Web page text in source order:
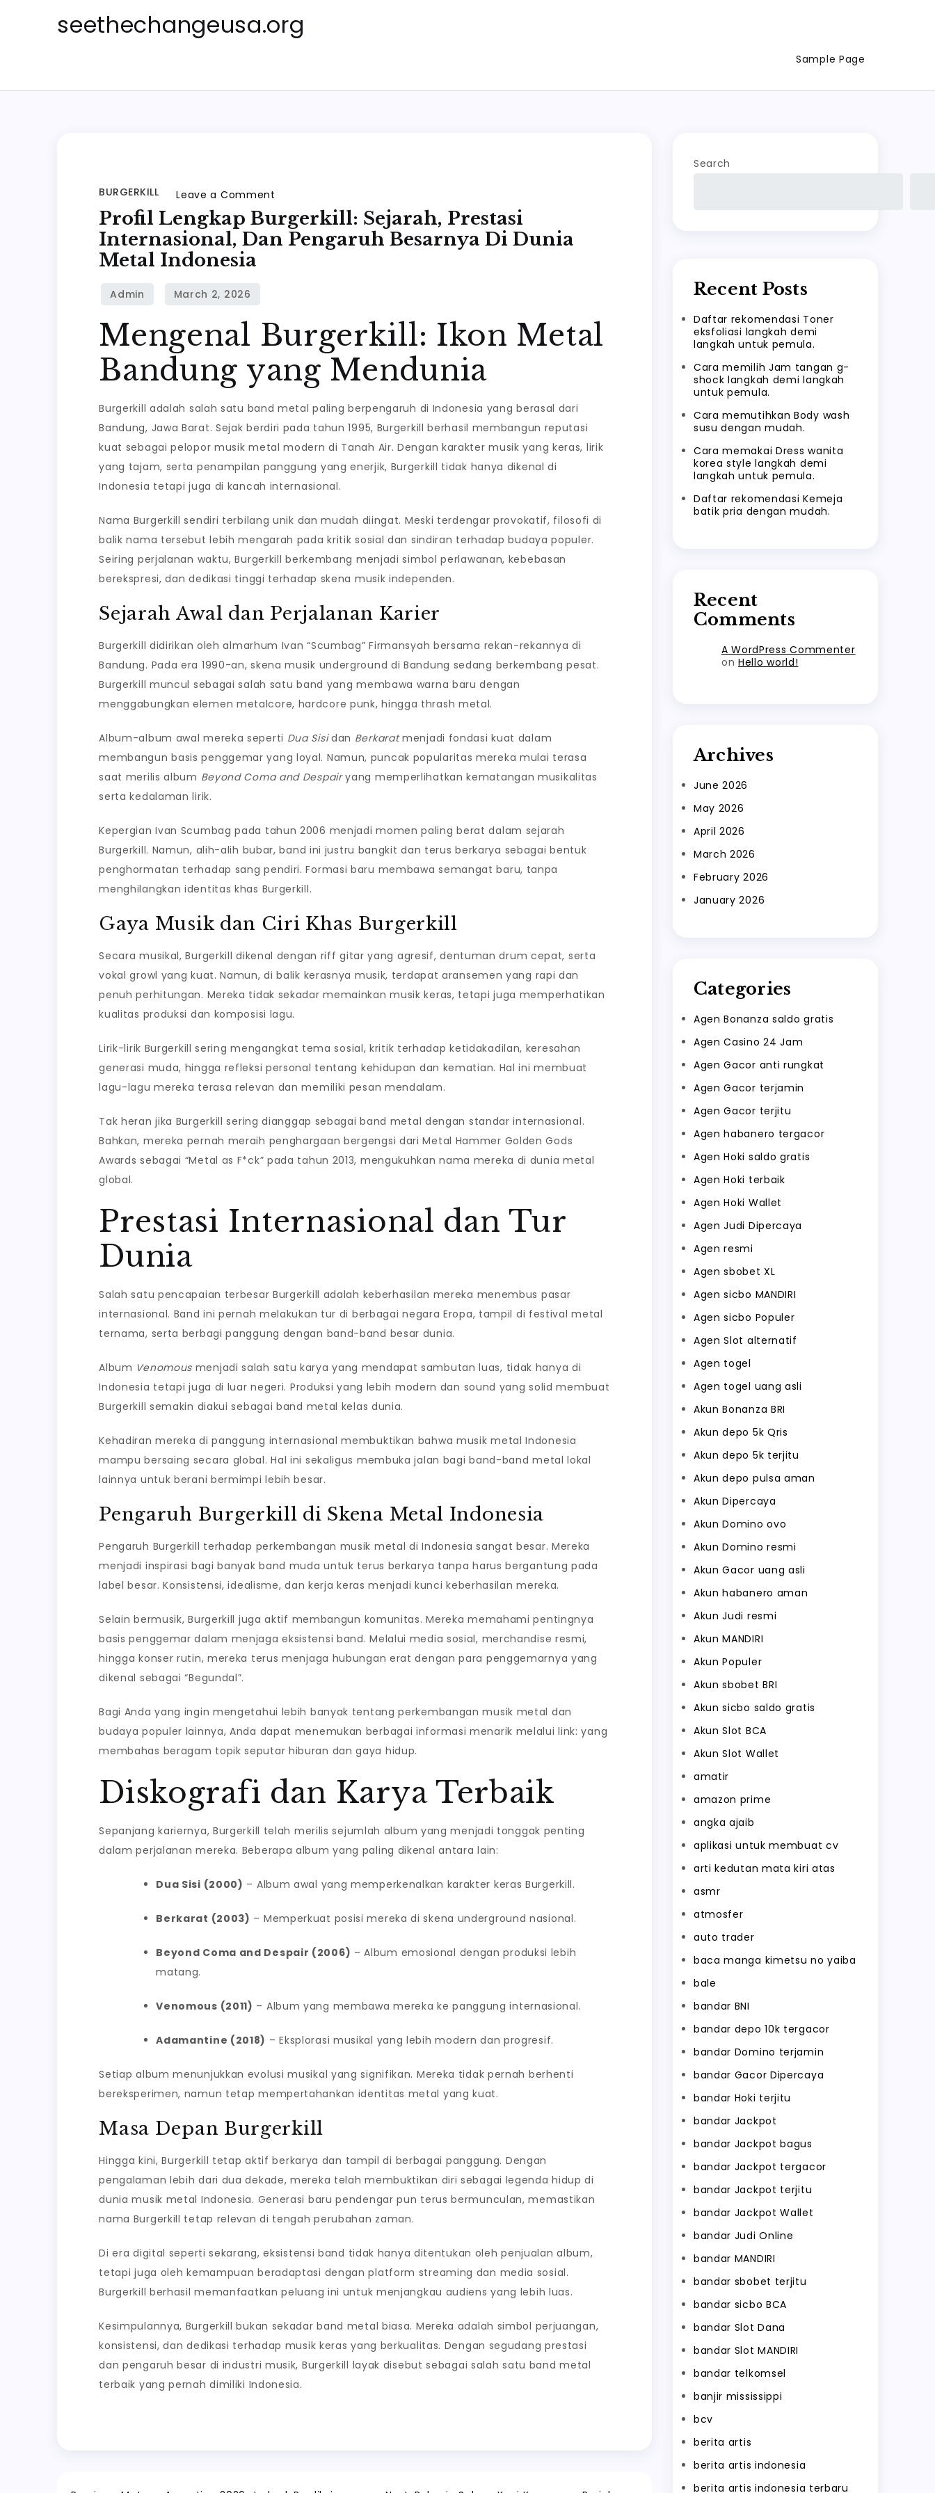
seethechangeusa.org
Sample Page
BURGERKILL Leave a Comment
Profil
Lengkap
dan
Pengaruh
Besarnya
Dunia
Metal
Indonesia
Profil Lengkap Burgerkill: Sejarah, Prestasi
Internasional, Dan Pengaruh Besarnya Di Dunia
Metal Indonesia
Mengenal Burgerkill: Ikon Metal
Bandung yang Mendunia
Burgerkill adalah salah satu band metal paling berpengaruh di Indonesia yang berasal dari
Bandung, Jawa Barat. Sejak berdiri pada tahun 1995, Burgerkill berhasil membangun reputasi
kuat sebagai pelopor musik metal modern di Tanah Air. Dengan karakter musik yang keras, lirik
yang tajam, serta penampilan panggung yang enerjik, Burgerkill tidak hanya dikenal di
Indonesia tetapi juga di kancah internasional.
Nama Burgerkill sendiri terbilang unik dan mudah diingat. Meski terdengar provokatif, filosofi di
balik nama tersebut lebih mengarah pada kritik sosial dan sindiran terhadap budaya populer.
Seiring perjalanan waktu, Burgerkill berkembang menjadi simbol perlawanan, kebebasan
berekspresi, dan dedikasi tinggi terhadap skena musik independen.
Sejarah Awal dan Perjalanan Karier
Burgerkill didirikan oleh almarhum Ivan “Scumbag” Firmansyah bersama rekan-rekannya di
Bandung. Pada era 1990-an, skena musik underground di Bandung sedang berkembang pesat.
Burgerkill muncul sebagai salah satu band yang membawa warna baru dengan
menggabungkan elemen metalcore, hardcore punk, hingga thrash metal.
Album-album awal mereka seperti Dua Sisidan Berkaratmenjadi fondasi kuat dalam
membangun basis penggemar yang loyal. Namun, puncak popularitas mereka mulai terasa
saat merilis album Beyond Coma and Despairyang memperlihatkan kematangan musikalitas
serta kedalaman lirik.
Kepergian Ivan Scumbag pada tahun 2006 menjadi momen paling berat dalam sejarah
Burgerkill. Namun, alih-alih bubar, band ini justru bangkit dan terus berkarya sebagai bentuk
penghormatan terhadap sang pendiri. Formasi baru membawa semangat baru, tanpa
menghilangkan identitas khas Burgerkill.
Gaya Musik dan Ciri Khas Burgerkill
Secara musikal, Burgerkill dikenal dengan riff gitar yang agresif, dentuman drum cepat, serta
vokal growl yang kuat. Namun, di balik kerasnya musik, terdapat aransemen yang rapi dan
penuh perhitungan. Mereka tidak sekadar memainkan musik keras, tetapi juga memperhatikan
kualitas produksi dan komposisi lagu.
Lirik-lirik Burgerkill sering mengangkat tema sosial, kritik terhadap ketidakadilan, keresahan
generasi muda, hingga refleksi personal tentang kehidupan dan kematian. Hal ini membuat
lagu-lagu mereka terasa relevan dan memiliki pesan mendalam.
Tak heran jika Burgerkill sering dianggap sebagai band metal dengan standar internasional.
Bahkan, mereka pernah meraih penghargaan bergengsi dari Metal Hammer Golden Gods
Awards sebagai “Metal as F*ck” pada tahun 2013, mengukuhkan nama mereka di dunia metal
global.
Prestasi Internasional dan Tur
Dunia
Salah satu pencapaian terbesar Burgerkill adalah keberhasilan mereka menembus pasar
internasional. Band ini pernah melakukan tur di berbagai negara Eropa, tampil di festival metal
ternama, serta berbagi panggung dengan band-band besar dunia.
Album Venomous menjadi salah satu karya yang mendapat sambutan luas, tidak hanya di
Indonesia tetapi juga di luar negeri. Produksi yang lebih modern dan sound yang solid membuat
Burgerkill semakin diakui sebagai band metal kelas dunia.
Kehadiran mereka di panggung internasional membuktikan bahwa musik metal Indonesia
mampu bersaing secara global. Hal ini sekaligus membuka jalan bagi band-band metal lokal
lainnya untuk berani bermimpi lebih besar.
Pengaruh Burgerkill di Skena Metal Indonesia
Pengaruh Burgerkill terhadap perkembangan musik metal di Indonesia sangat besar. Mereka
menjadi inspirasi bagi banyak band muda untuk terus berkarya tanpa harus bergantung pada
label besar. Konsistensi, idealisme, dan kerja keras menjadi kunci keberhasilan mereka.
Selain bermusik, Burgerkill juga aktif membangun komunitas. Mereka memahami pentingnya
basis penggemar dalam menjaga eksistensi band. Melalui media sosial, merchandise resmi,
hingga konser rutin, mereka terus menjaga hubungan erat dengan para penggemarnya yang
dikenal sebagai “Begundal”.
Bagi Anda yang ingin mengetahui lebih banyak tentang perkembangan musik metal dan
budaya populer lainnya, Anda dapat menemukan berbagai informasi menarik melalui link: yang
membahas beragam topik seputar hiburan dan gaya hidup.
Diskografi dan Karya Terbaik
Sepanjang kariernya, Burgerkill telah merilis sejumlah album yang menjadi tonggak penting
dalam perjalanan mereka. Beberapa album yang paling dikenal antara lain:
Dua Sisi (2000) – Album awal yang memperkenalkan karakter keras Burgerkill.
Berkarat (2003) – Memperkuat posisi mereka di skena underground nasional.
Beyond Coma and Despair (2006) – Album emosional dengan produksi lebih
matang.
Venomous (2011) – Album yang membawa mereka ke panggung internasional.
Adamantine (2018) – Eksplorasi musikal yang lebih modern dan progresif.
Setiap album menunjukkan evolusi musikal yang signifikan. Mereka tidak pernah berhenti
bereksperimen, namun tetap mempertahankan identitas metal yang kuat.
Masa Depan Burgerkill
Hingga kini, Burgerkill tetap aktif berkarya dan tampil di berbagai panggung. Dengan
pengalaman lebih dari dua dekade, mereka telah membuktikan diri sebagai legenda hidup di
dunia musik metal Indonesia. Generasi baru pendengar pun terus bermunculan, memastikan
nama Burgerkill tetap relevan di tengah perubahan zaman.
Di era digital seperti sekarang, eksistensi band tidak hanya ditentukan oleh penjualan album,
tetapi juga oleh kemampuan beradaptasi dengan platform streaming dan media sosial.
Burgerkill berhasil memanfaatkan peluang ini untuk menjangkau audiens yang lebih luas.
Kesimpulannya, Burgerkill bukan sekadar band metal biasa. Mereka adalah simbol perjuangan,
konsistensi, dan dedikasi terhadap musik keras yang berkualitas. Dengan segudang prestasi
dan pengaruh besar di industri musik, Burgerkill layak disebut sebagai salah satu band metal
terbaik yang pernah dimiliki Indonesia.
Search
Recent Posts
Daftar rekomendasi Toner
eksfoliasi langkah demi
langkah untuk pemula.
Cara memilih Jam tangan g-
shock langkah demi langkah
untuk pemula.
Cara memutihkan Body wash
susu dengan mudah.
Cara memakai Dress wanita
korea style langkah demi
langkah untuk pemula.
Daftar rekomendasi Kemeja
batik pria dengan mudah.
Recent
Comments
A WordPress Commenter
on Hello world!
Archives
June 2026
May 2026
April 2026
March 2026
February 2026
January 2026
Categories
Agen Bonanza saldo gratis
Agen Casino 24 Jam
Agen Gacor anti rungkat
Agen Gacor terjamin
Agen Gacor terjitu
Agen habanero tergacor
Agen Hoki saldo gratis
Agen Hoki terbaik
Agen Hoki Wallet
Agen Judi Dipercaya
Agen resmi
Agen sbobet XL
Agen sicbo MANDIRI
Agen sicbo Populer
Agen Slot alternatif
Agen togel
Agen togel uang asli
Akun Bonanza BRI
Akun depo 5k Qris
Akun depo 5k terjitu
Akun depo pulsa aman
Akun Dipercaya
Akun Domino ovo
Akun Domino resmi
Akun Gacor uang asli
Akun habanero aman
Akun Judi resmi
Akun MANDIRI
Akun Populer
Akun sbobet BRI
Akun sicbo saldo gratis
Akun Slot BCA
Akun Slot Wallet
amatir
amazon prime
angka ajaib
aplikasi untuk membuat cv
arti kedutan mata kiri atas
asmr
atmosfer
auto trader
baca manga kimetsu no yaiba
bale
bandar BNI
bandar depo 10k tergacor
bandar Domino terjamin
bandar Gacor Dipercaya
bandar Hoki terjitu
bandar Jackpot
bandar Jackpot bagus
bandar Jackpot tergacor
bandar Jackpot terjitu
bandar Jackpot Wallet
bandar Judi Online
bandar MANDIRI
bandar sbobet terjitu
bandar sicbo BCA
bandar Slot Dana
bandar Slot MANDIRI
bandar telkomsel
banjir mississippi
bcv
berita artis
berita artis indonesia
berita artis indonesia terbaru